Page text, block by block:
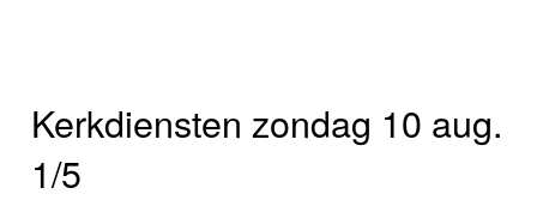
Kerkdiensten zondag 10 aug.
1/5